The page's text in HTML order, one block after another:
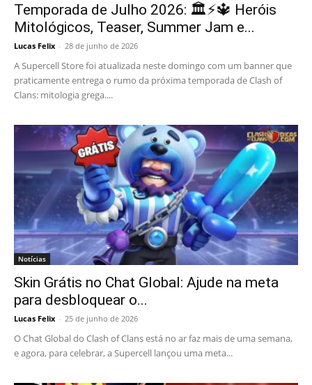
Temporada de Julho 2026: 🏛️⚡️🔱 Heróis
Mitológicos, Teaser, Summer Jam e...
Lucas Felix - 28 de junho de 2026
A Supercell Store foi atualizada neste domingo com um banner que
praticamente entrega o rumo da próxima temporada de Clash of
Clans: mitologia grega....
Notícias
Skin Grátis no Chat Global: Ajude na meta
para desbloquear o...
Lucas Felix - 25 de junho de 2026
O Chat Global do Clash of Clans está no ar faz mais de uma semana,
e agora, para celebrar, a Supercell lançou uma meta...